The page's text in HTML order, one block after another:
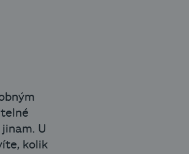
U
kolik